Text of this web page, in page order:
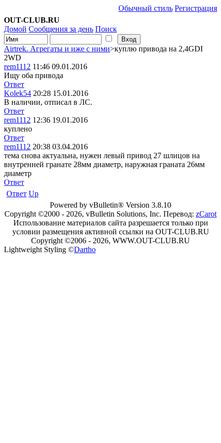
Обычный стиль Регистрация
OUT-CLUB.RU
Домой Сообщения за день Поиск
Airtrek. Агрегаты и иже с ними>куплю привода на 2,4GDI
2WD
rem1112 11:46 09.01.2016
Ищу оба привода
Ответ
Kolek54 20:28 15.01.2016
В наличии, отписал в ЛС.
Ответ
rem1112 12:36 19.01.2016
куплено
Ответ
rem1112 20:38 03.04.2016
тема снова актуальна, нужен левый привод 27 шлицов на
внутренней гранате 28мм диаметр, наружная граната 26мм
диаметр
Ответ
Ответ Up
Powered by vBulletin® Version 3.8.10
Copyright ©2000 - 2026, vBulletin Solutions, Inc. Перевод: zCarot
Использование материалов сайта разрешается только при
условии размещения активной ссылки на OUT-CLUB.RU
Copyright ©2006 - 2026, WWW.OUT-CLUB.RU
Lightweight Styling ©Dartho